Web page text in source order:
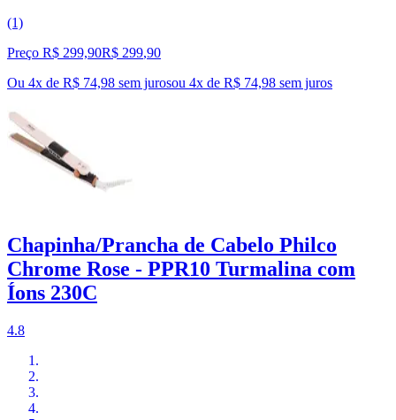
(1)
Preço R$ 299,90R$ 299,90
Ou 4x de R$ 74,98 sem jurosou 4x de R$ 74,98 sem juros
Chapinha/Prancha de Cabelo Philco
Chrome Rose - PPR10 Turmalina com
Íons 230C
4.8